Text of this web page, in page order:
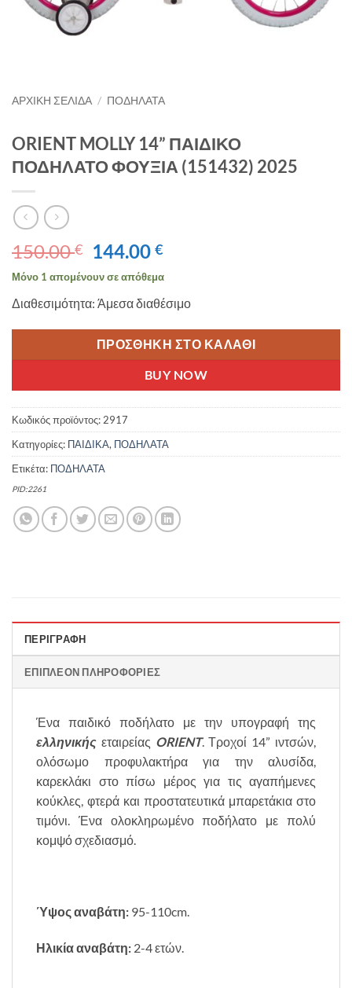
ΑΡΧΙΚΉ ΣΕΛΊΔΑ / ΠΟΔΗΛΑΤΑ
ORIENT MOLLY 14” ΠΑΙΔΙΚΟ
ΠΟΔΗΛΑΤΟ ΦΟΥΞΙΑ (151432) 2025
150.00€
Original
price
was:
150.00 €.
144.00€Η
τρέχουσα
τιμή
είναι:
144.00 €.
Μόνο 1 απομένουν σε απόθεμα
Διαθεσιμότητα: Άμεσα διαθέσιμο
ΠΡΟΣΘΉΚΗ ΣΤΟ ΚΑΛΆΘΙ
BUY NOW
Κωδικός προϊόντος: 2917
Κατηγορίες: ΠΑΙΔΙΚΑ, ΠΟΔΗΛΑΤΑ
Ετικέτα: ΠΟΔΗΛΑΤΑ
PID:2261
ΠΕΡΙΓΡΑΦΉ
ΕΠΙΠΛΈΟΝ ΠΛΗΡΟΦΟΡΊΕΣ
Ένα παιδικό ποδήλατο με την υπογραφή της
ελληνικής εταιρείας ORIENT. Τροχοί 14” ιντσών,
ολόσωμο προφυλακτήρα για την αλυσίδα,
καρεκλάκι στο πίσω μέρος για τις αγαπήμενες
κούκλες, φτερά και προστατευτικά μπαρετάκια στο
τιμόνι. Ένα ολοκληρωμένο ποδήλατο με πολύ
κομψό σχεδιασμό.
Ύψος αναβάτη: 95-110cm.
Ηλικία αναβάτη: 2-4 ετών.